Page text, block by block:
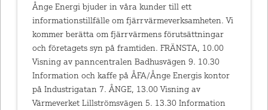
Ånge Energi bjuder in våra kunder till ett
informationstillfälle om fjärrvärmeverksamheten. Vi
kommer berätta om fjärrvärmens förutsättningar
och företagets syn på framtiden. FRÄNSTA, 10.00
Visning av panncentralen Badhusvägen 9. 10.30
Information och kaffe på ÅFA/Ånge Energis kontor
på Industrigatan 7. ÅNGE, 13.00 Visning av
Värmeverket Lillströmsvägen 5. 13.30 Information